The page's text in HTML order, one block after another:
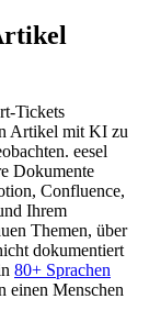
Tickets
Artikel mit KI zu
eesel
Dokumente
Confluence,
Ihrem
Themen, über
dokumentiert
80+ Sprachen
einen Menschen